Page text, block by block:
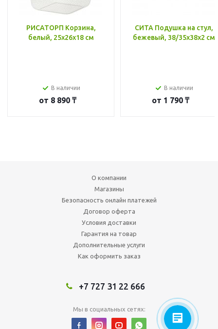
РИСАТОРП Корзина,
белый, 25x26x18 см
В наличии
от 8 890 ₸
СИТА Подушка на стул,
бежевый, 38/35x38x2 см
В наличии
от 1 790 ₸
О компании
Магазины
Безопасность онлайн платежей
Договор оферта
Условия доставки
Гарантия на товар
Дополнительные услуги
Как оформить заказ
+7 727 31 22 666
Мы в социальных сетях: